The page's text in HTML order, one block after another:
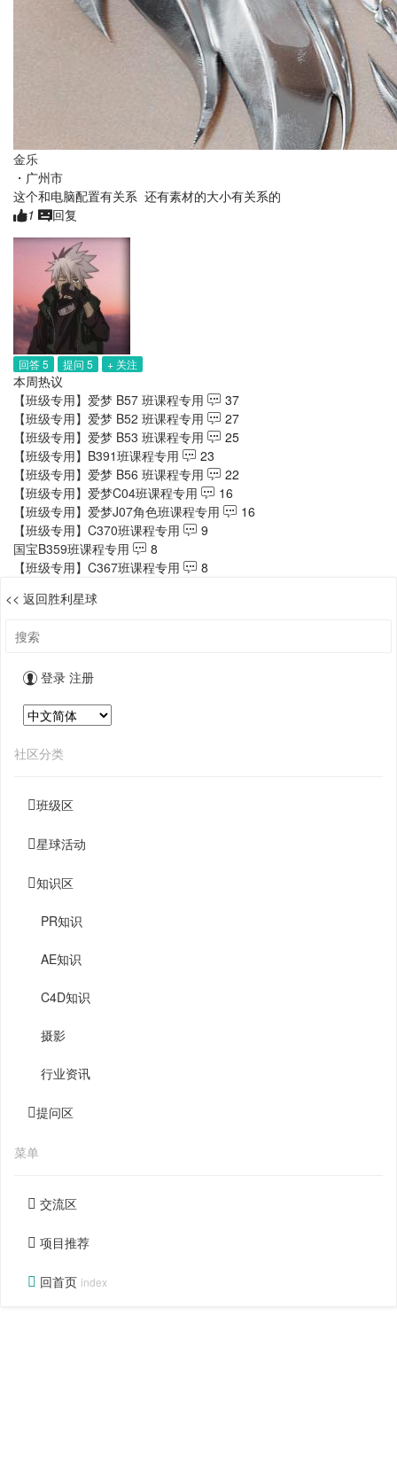
金乐
・ 广州市
这个和电脑配置有关系 还有素材的大小有关系的
1
回复
回答 5 提问 5 + 关注
本周热议
【班级专用】爱梦 B57 班课程专用
37
【班级专用】爱梦 B52 班课程专用
27
【班级专用】爱梦 B53 班课程专用
25
【班级专用】B391班课程专用
23
【班级专用】爱梦 B56 班课程专用
22
【班级专用】爱梦C04班课程专用
16
【班级专用】爱梦J07角色班课程专用
16
【班级专用】C370班课程专用
9
国宝B359班课程专用
8
【班级专用】C367班课程专用
8
<< 返回胜利星球
登录 注册
社区分类
班级区
星球活动
知识区
PR知识
AE知识
C4D知识
摄影
行业资讯
提问区
菜单
交流区
项目推荐
回首页 index